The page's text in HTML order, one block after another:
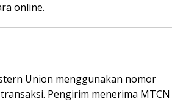
online.
Union menggunakan nomor
Pengirim menerima MTCN